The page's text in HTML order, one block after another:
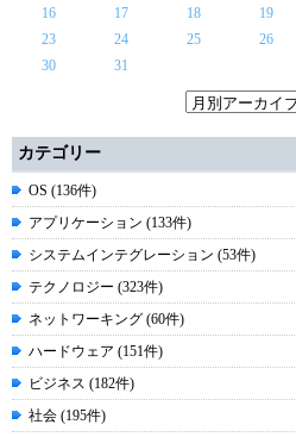
16
17 18 19
23
24 25 26
30
31
カテゴリー
OS (136件)
アプリケーション (133件)
システムインテグレーション (53件)
テクノロジー (323件)
ネットワーキング (60件)
ハードウェア (151件)
ビジネス (182件)
社会 (195件)